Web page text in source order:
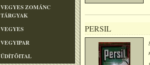
VEGYES ZOMÁNC
TÁRGYAK
VEGYES
VEGYIPAR
ÜDÍTÕITAL
PERSIL